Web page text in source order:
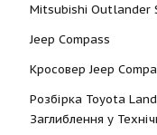
Mitsubishi Outlander
Jeep Compass
Кросовер Jeep
Розбірка Toyota
Заглиблення у